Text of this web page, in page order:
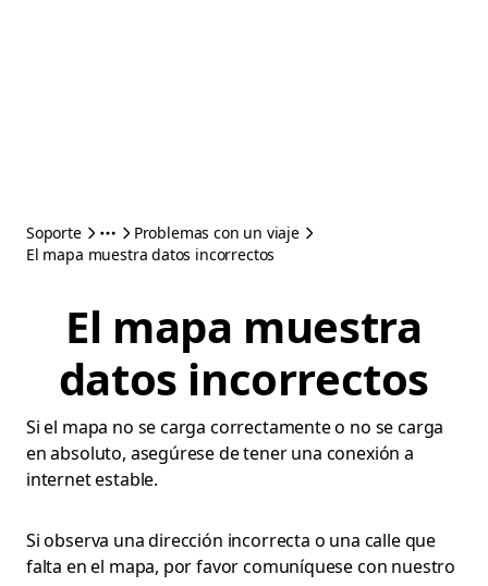
Soporte
Problemas con un viaje
El mapa muestra datos incorrectos
El mapa muestra
datos incorrectos
Si el mapa no se carga correctamente o no se carga
en absoluto, asegúrese de tener una conexión a
internet estable.
Si observa una dirección incorrecta o una calle que
falta en el mapa, por favor comuníquese con nuestro